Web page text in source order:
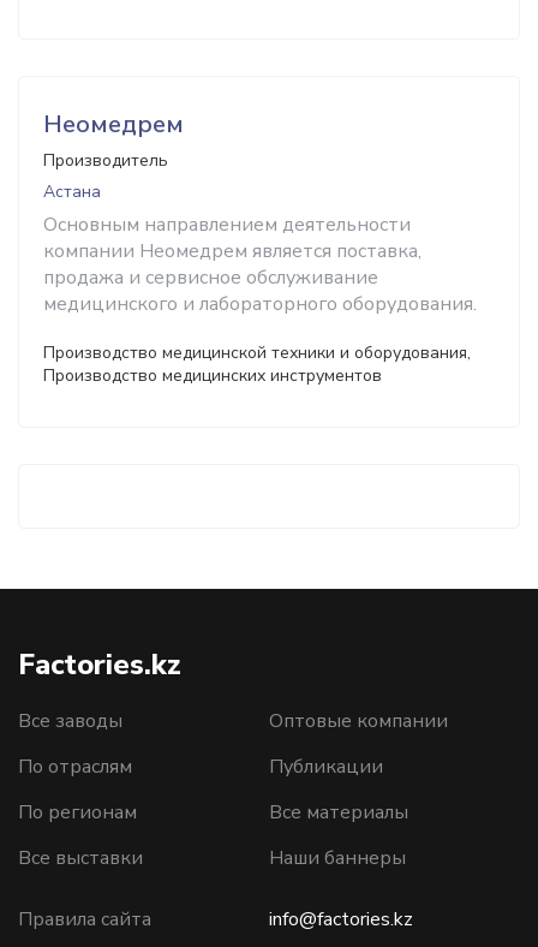
Неомедрем
Производитель
Астана
Основным направлением деятельности
компании Неомедрем является поставка,
продажа и сервисное обслуживание
медицинского и лабораторного оборудования.
Производство медицинской техники и оборудования,
Производство медицинских инструментов
Factories.kz
Все заводы
По отраслям
По регионам
Все выставки
Оптовые компании
Публикации
Все материалы
Наши баннеры
Правила сайта
info@factories.kz